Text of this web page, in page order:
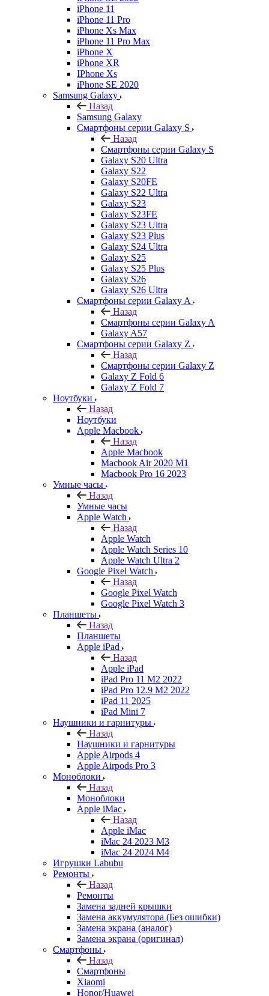
iPhone 11
iPhone 11 Pro
iPhone Xs Max
iPhone 11 Pro Max
iPhone X
iPhone XR
IPhone Xs
iPhone SE 2020
Samsung Galaxy
Назад
Samsung Galaxy
Смартфоны серии Galaxy S
Назад
Смартфоны серии Galaxy S
Galaxy S20 Ultra
Galaxy S22
Galaxy S20FE
Galaxy S22 Ultra
Galaxy S23
Galaxy S23FE
Galaxy S23 Ultra
Galaxy S23 Plus
Galaxy S24 Ultra
Galaxy S25
Galaxy S25 Plus
Galaxy S26
Galaxy S26 Ultra
Смартфоны серии Galaxy A
Назад
Смартфоны серии Galaxy A
Galaxy A57
Смартфоны серии Galaxy Z
Назад
Смартфоны серии Galaxy Z
Galaxy Z Fold 6
Galaxy Z Fold 7
Ноутбуки
Назад
Ноутбуки
Apple Macbook
Назад
Apple Macbook
Macbook Air 2020 M1
Macbook Pro 16 2023
Умные часы
Назад
Умные часы
Apple Watch
Назад
Apple Watch
Apple Watch Series 10
Apple Watch Ultra 2
Google Pixel Watch
Назад
Google Pixel Watch
Google Pixel Watch 3
Планшеты
Назад
Планшеты
Apple iPad
Назад
Apple iPad
iPad Pro 11 M2 2022
iPad Pro 12.9 M2 2022
iPad 11 2025
iPad Mini 7
Наушники и гарнитуры
Назад
Наушники и гарнитуры
Apple Airpods 4
Apple Airpods Pro 3
Моноблоки
Назад
Моноблоки
Apple iMac
Назад
Apple iMac
iMac 24 2023 M3
iMac 24 2024 M4
Игрушки Labubu
Ремонты
Назад
Ремонты
Замена задней крышки
Замена аккумулятора (Без ошибки)
Замена экрана (аналог)
Замена экрана (оригинал)
Смартфоны
Назад
Смартфоны
Xiaomi
Honor/Huawei